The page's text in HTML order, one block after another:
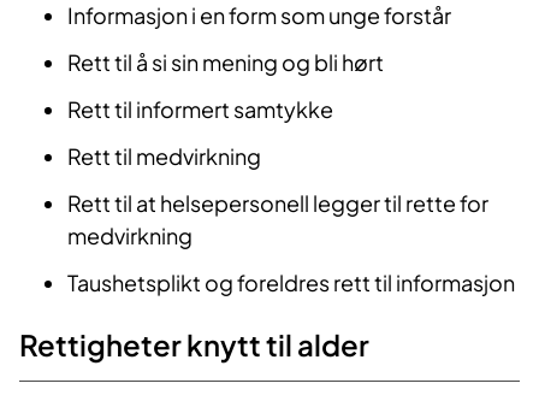
Informasjon i en form som unge forstår
Rett til å si sin mening og bli hørt
Rett til informert samtykke
Rett til medvirkning
Rett til at helsepersonell legger til rette for
medvirkning
Taushetsplikt og foreldres rett til informasjon
Rettigheter knytt til alder